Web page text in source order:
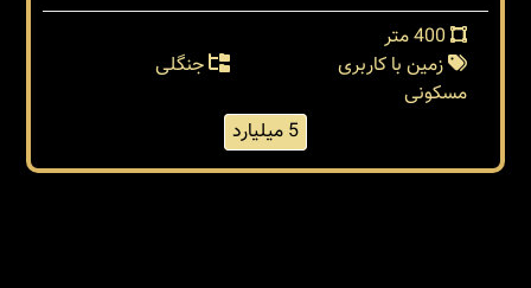
زمین با کاربری
مسکونی
جنگلی
5 میلیارد